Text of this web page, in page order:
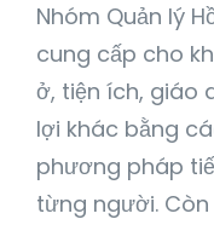
Nhóm Quản lý
cung cấp cho
ở, tiện ích, giáo
lợi khác bằng
phương pháp
từng người.